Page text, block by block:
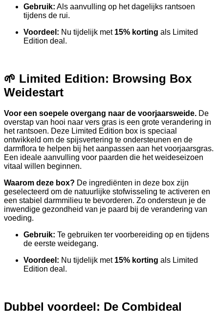
Gebruik: Als aanvulling op het dagelijks rantsoen
tijdens de rui.
Voordeel: Nu tijdelijk met 15% korting als Limited
Edition deal.
🌱 Limited Edition: Browsing Box
Weidestart
Voor een soepele overgang naar de voorjaarsweide. De
overstap van hooi naar vers gras is een grote verandering in
het rantsoen. Deze Limited Edition box is speciaal
ontwikkeld om de spijsvertering te ondersteunen en de
darmflora te helpen bij het aanpassen aan het voorjaarsgras.
Een ideale aanvulling voor paarden die het weideseizoen
vitaal willen beginnen.
Waarom deze box? De ingrediënten in deze box zijn
geselecteerd om de natuurlijke stofwisseling te activeren en
een stabiel darmmilieu te bevorderen. Zo ondersteun je de
inwendige gezondheid van je paard bij de verandering van
voeding.
Gebruik: Te gebruiken ter voorbereiding op en tijdens
de eerste weidegang.
Voordeel: Nu tijdelijk met 15% korting als Limited
Edition deal.
Dubbel voordeel: De Combideal